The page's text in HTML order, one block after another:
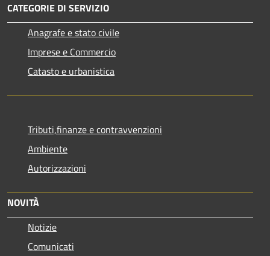
CATEGORIE DI SERVIZIO
Anagrafe e stato civile
Imprese e Commercio
Catasto e urbanistica
Tributi,finanze e contravvenzioni
Ambiente
Autorizzazioni
NOVITÀ
Notizie
Comunicati